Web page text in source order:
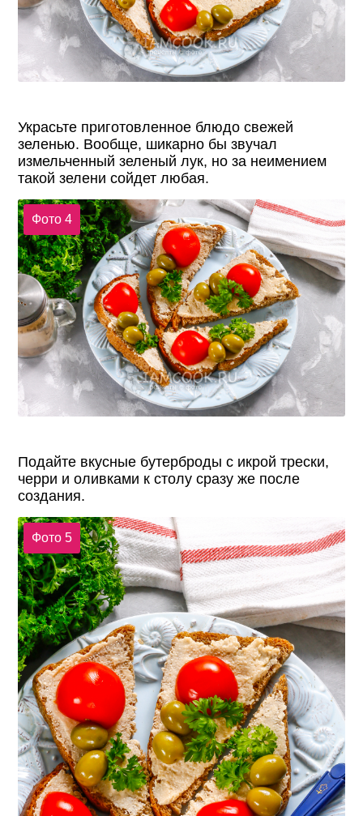
Украсьте приготовленное блюдо свежей
зеленью. Вообще, шикарно бы звучал
измельченный зеленый лук, но за неимением
такой зелени сойдет любая.
Фото 4
Подайте вкусные бутерброды с икрой трески,
черри и оливками к столу сразу же после
создания.
Фото 5